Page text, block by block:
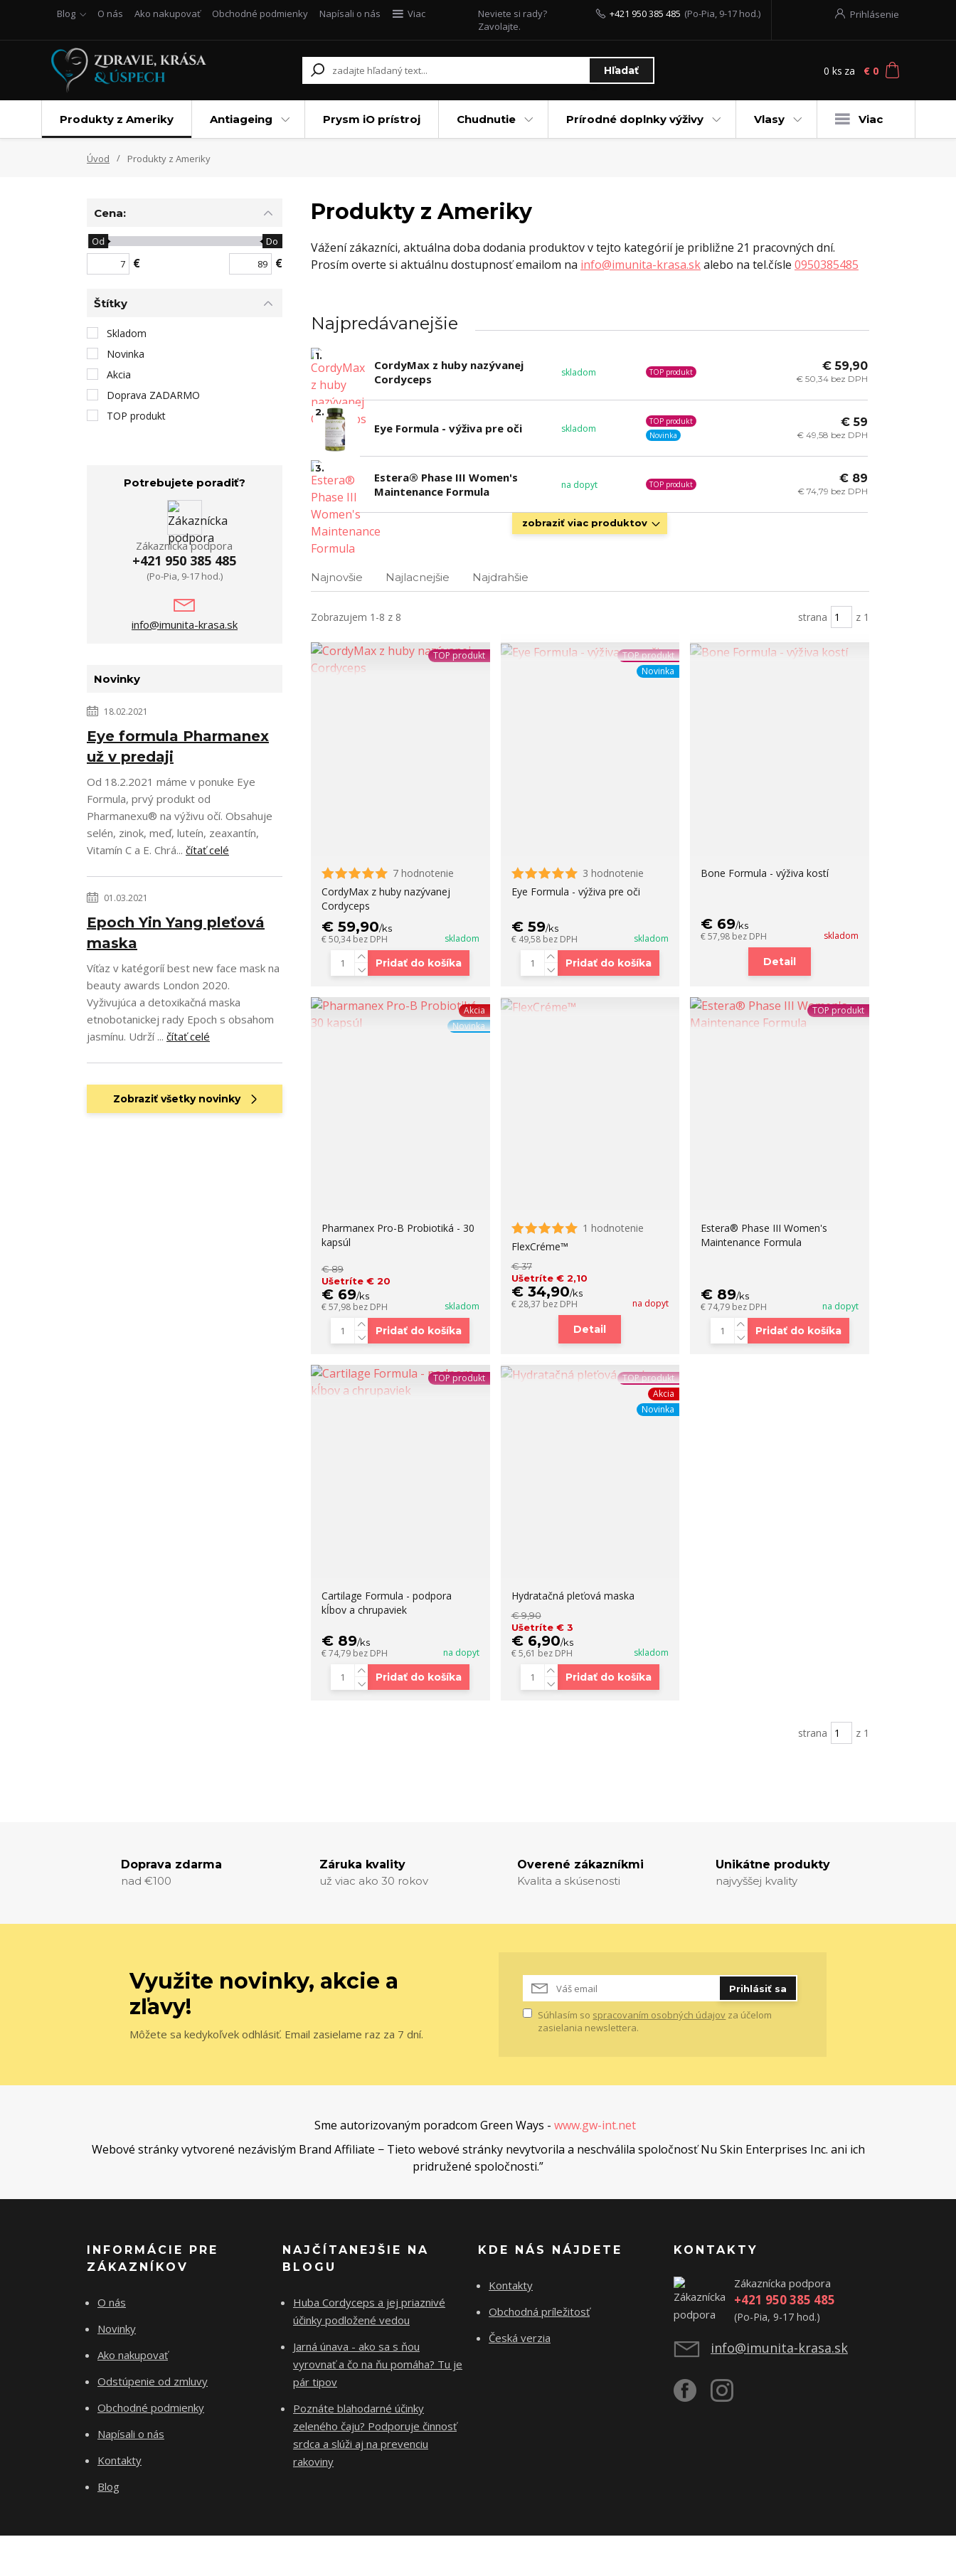
Blog O nás Ako nakupovať Obchodné podmienky Napísali o nás Viac Prihlásenie
Hľadať
Neviete si rady?
Zavolajte.
+421 950 385 485 (Po-Pia, 9-17 hod.)
0 ks za € 0
Produkty z Ameriky Antiageing Prysm iO prístroj Chudnutie Prírodné doplnky výživy Vlasy Viac
Úvod Produkty z Ameriky
Produkty z Ameriky
Vážení zákazníci, aktuálna doba dodania produktov v tejto kategórií je približne 21 pracovných dní.
Prosím overte si aktuálnu dostupnosť emailom na info@imunita-krasa.skalebo na tel.čísle 0950385485
Najpredávanejšie
1.
CordyMax z huby nazývanej
Cordyceps
skladom TOP produkt € 59,90
€ 50,34 bez DPH
2.
Eye Formula - výživa pre oči skladom
TOP produkt
Novinka
€ 59
€ 49,58 bez DPH
3.
Estera® Phase III Women's
Maintenance Formula
na dopyt TOP produkt € 89
€ 74,79 bez DPH
zobraziť viac produktov
Najnovšie Najlacnejšie Najdrahšie
Zobrazujem 1-8 z 8 strana z 1
TOP produkt
7 hodnotenie
CordyMax z huby nazývanej
Cordyceps
€ 59,90/ks
€ 50,34bez DPH skladom
Pridať do košíka
TOP produkt
Novinka
3 hodnotenie
Eye Formula - výživa pre oči
€ 59/ks
€ 49,58 bez DPH skladom
Pridať do košíka
Bone Formula - výživa kostí
€ 69/ks
€ 57,98 bez DPH skladom
Detail
Akcia
Novinka
Pharmanex Pro-B Probiotiká - 30
kapsúl
€ 89
Ušetríte € 20
€ 69/ks
€ 57,98 bez DPH skladom
Pridať do košíka
1 hodnotenie
FlexCréme™
€ 37
Ušetríte € 2,10
€ 34,90/ks
€ 28,37 bez DPH na dopyt
Detail
TOP produkt
Estera® Phase III Women's
Maintenance Formula
€ 89/ks
€ 74,79 bez DPH na dopyt
Pridať do košíka
TOP produkt
Cartilage Formula - podpora
kĺbov a chrupaviek
€ 89/ks
€ 74,79 bez DPH na dopyt
Pridať do košíka
TOP produkt
Akcia
Novinka
Hydratačná pleťová maska
€ 9,90
Ušetríte € 3
€ 6,90/ks
€ 5,61 bez DPH skladom
Pridať do košíka
strana z 1
Cena:
€
Od Do
€
Štítky
Skladom
Novinka
Akcia
Doprava ZADARMO
TOP produkt
Potrebujete poradiť?
Zákaznícka podpora
+421 950 385 485
(Po-Pia, 9-17 hod.)
info@imunita-krasa.sk
Novinky
18.02.2021
Eye formula Pharmanex
už v predaji
Od 18.2.2021 máme v ponuke Eye
Formula, prvý produkt od
Pharmanexu® na výživu očí. Obsahuje
selén, zinok, meď, luteín, zeaxantín,
Vitamín C a E. Chrá... čítať celé
01.03.2021
Epoch Yin Yang pleťová
maska
Víťaz v katégoríí best new face mask na
beauty awards London 2020.
Vyživujúca a detoxikačná maska
etnobotanickej rady Epoch s obsahom
jasmínu. Udrží ... čítať celé
Zobraziť všetky novinky
Doprava zdarma
nad €100
Záruka kvality
už viac ako 30 rokov
Overené zákazníkmi
Kvalita a skúsenosti
Unikátne produkty
najvyššej kvality
Využite novinky, akcie a
zľavy!
Môžete sa kedykoľvek odhlásiť. Email zasielame raz za 7 dní.
Prihlásiť sa
Súhlasím so spracovaním osobných údajov za účelom
zasielania newslettera.
Sme autorizovaným poradcom Green Ways - www.gw-int.net
Webové stránky vytvorené nezávislým Brand Affiliate − Tieto webové stránky nevytvorila a neschválila spoločnosť Nu Skin Enterprises Inc. ani ich
pridružené spoločnosti.”
INFORMÁCIE PRE
ZÁKAZNÍKOV
O nás
Novinky
Ako nakupovať
Odstúpenie od zmluvy
Obchodné podmienky
Napísali o nás
Kontakty
Blog
NAJČÍTANEJŠIE NA
BLOGU
Huba Cordyceps a jej priaznivé
účinky podložené vedou
Jarná únava - ako sa s ňou
vyrovnať a čo na ňu pomáha? Tu je
pár tipov
Poznáte blahodarné účinky
zeleného čaju? Podporuje činnosť
srdca a slúži aj na prevenciu
rakoviny
KDE NÁS NÁJDETE
Kontakty
Obchodná príležitosť
Česká verzia
KONTAKTY
Zákaznícka podpora
+421 950 385 485
(Po-Pia, 9-17 hod.)
info@imunita-krasa.sk